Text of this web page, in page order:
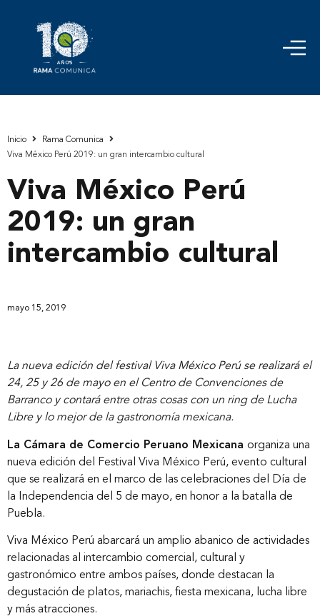
Inicio
Rama Comunica
Viva México Perú 2019: un gran intercambio cultural
Viva México Perú
2019: un gran
intercambio cultural
mayo 15, 2019
La nueva edición del festival Viva México Perú se realizará el
24, 25 y 26 de mayo en el Centro de Convenciones de
Barranco y contará entre otras cosas con un ring de Lucha
Libre y lo mejor de la gastronomía mexicana.
La Cámara de Comercio Peruano Mexicana organiza una
nueva edición del Festival Viva México Perú, evento cultural
que se realizará en el marco de las celebraciones del Día de
la Independencia del 5 de mayo, en honor a la batalla de
Puebla.
Viva México Perú abarcará un amplio abanico de actividades
relacionadas al intercambio comercial, cultural y
gastronómico entre ambos países, donde destacan la
degustación de platos, mariachis, fiesta mexicana, lucha libre
y más atracciones.